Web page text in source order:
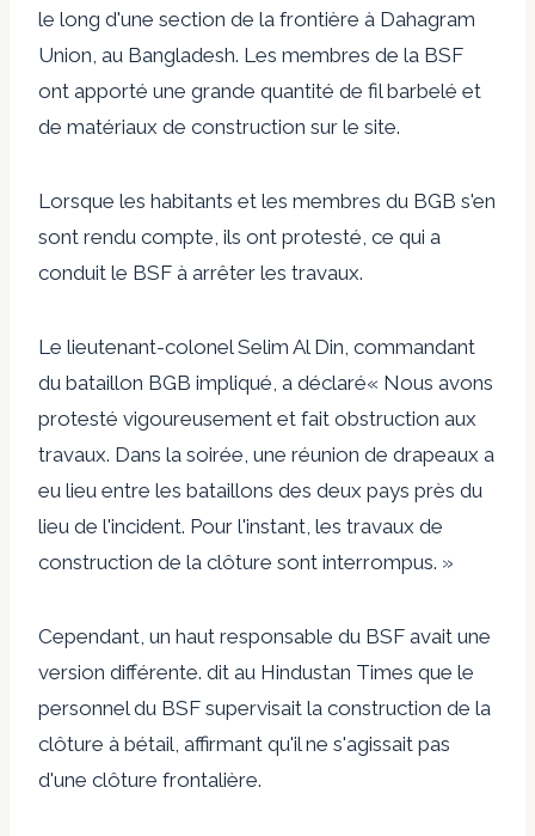
le long d'une section de la frontière à Dahagram
Union, au Bangladesh. Les membres de la BSF
ont apporté une grande quantité de fil barbelé et
de matériaux de construction sur le site.
Lorsque les habitants et les membres du BGB s'en
sont rendu compte, ils ont protesté, ce qui a
conduit le BSF à arrêter les travaux.
Le lieutenant-colonel Selim Al Din, commandant
du bataillon BGB impliqué, a déclaré« Nous avons
protesté vigoureusement et fait obstruction aux
travaux. Dans la soirée, une réunion de drapeaux a
eu lieu entre les bataillons des deux pays près du
lieu de l'incident. Pour l'instant, les travaux de
construction de la clôture sont interrompus. »
Cependant, un haut responsable du BSF avait une
version différente. dit au Hindustan Times que le
personnel du BSF supervisait la construction de la
clôture à bétail, affirmant qu'il ne s'agissait pas
d'une clôture frontalière.